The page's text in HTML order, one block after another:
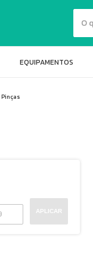
EQUIPAMENTOS
Pinças
APLICAR